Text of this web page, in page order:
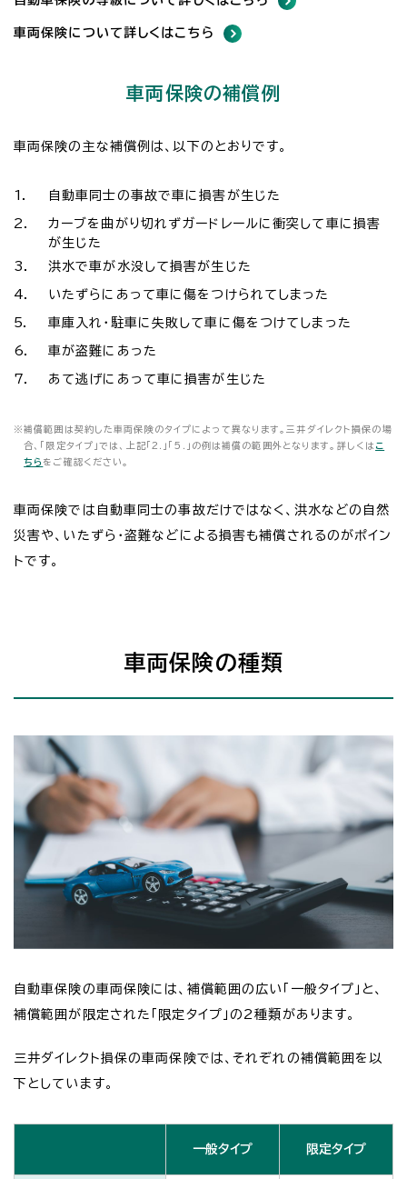
車両保険について詳しくはこちら
車両保険の補償例
車両保険の主な補償例は、以下のとおりです。
1. 自動車同士の事故で車に損害が生じた
2.
カーブを曲がり切れずガードレールに衝突して車に損害
が生じた
3.
洪水で車が水没して損害が生じた
4. いたずらにあって車に傷をつけられてしまった
5. 車庫入れ・駐車に失敗して車に傷をつけてしまった
6. 車が盗難にあった
7. あて逃げにあって車に損害が生じた
※補償範囲は契約した車両保険のタイプによって異なります。三井ダイレクト損保の場
合、「限定タイプ」では、上記「2.」「5.」の例は補償の範囲外となります。詳しくは こ
ちら をご確認ください。
車両保険では自動車同士の事故だけではなく、洪水などの自然
災害や、いたずら・盗難などによる損害も補償されるのがポイン
トです。
車両保険の種類
自動車保険の車両保険には、補償範囲の広い「一般タイプ」と、
補償範囲が限定された「限定タイプ」の2種類があります。
三井ダイレクト損保の車両保険では、それぞれの補償範囲を以
下としています。
一般タイプ 限定タイプ